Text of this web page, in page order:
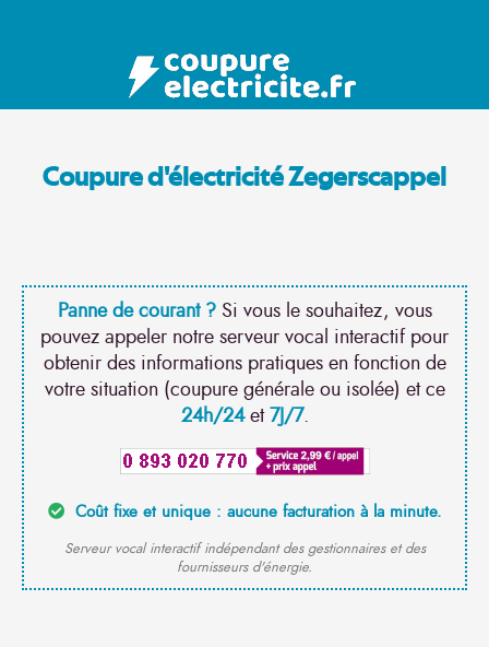
Coupure d'électricité Zegerscappel
Panne de courant ?Si vous le souhaitez, vous
pouvez appeler notre serveur vocal interactif pour
obtenir des informations pratiques en fonction de
votre situation (coupure générale ou isolée) et ce
24h/24et7J/7.
Coût fixe et unique : aucune facturation à la minute.
Serveur vocal interactif indépendant des gestionnaires et des
fournisseurs d'énergie.